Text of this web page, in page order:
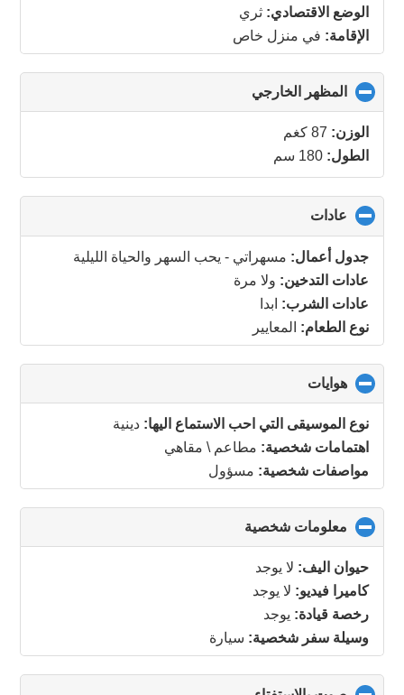
الوضع الاقتصادي: ثري
الإقامة: في منزل خاص
المظهر الخارجي
to
الوزن: 87 كغم
الطول: 180 سم
عادات
to
collapse
contents
جدول أعمال: مسهراتي - يحب السهر والحياة الليلية
عادات التدخين: ولا مرة
عادات الشرب: ابدا
نوع الطعام: المعايير
هوايات
to
collapse
contents
نوع الموسيقى التي احب الاستماع اليها: دينية
اهتمامات شخصية: مطاعم \ مقاهي
مواصفات شخصية: مسؤول
معلومات شخصية
to
حيوان اليف: لا يوجد
كاميرا فيديو: لا يوجد
رخصة قيادة: يوجد
وسيلة سفر شخصية: سيارة